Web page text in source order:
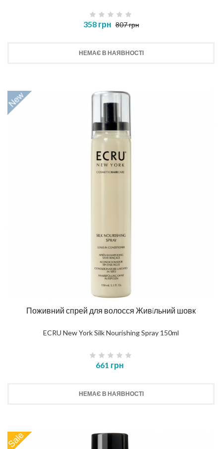
358 грн 807 грн
НЕМАЄ В НАЯВНОСТІ
Поживний спрей для волосся Живiльний шовк
ECRU New York Silk Nourishing Spray 150ml
661 грн
НЕМАЄ В НАЯВНОСТІ